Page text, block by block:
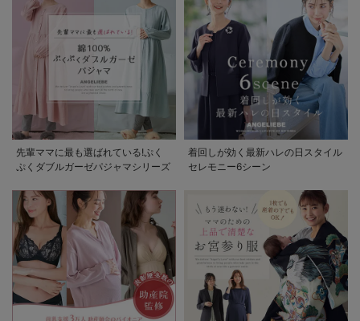
先輩ママに最も選ばれている!ぷく
ぷくダブルガーゼパジャマシリーズ
着回しが効く最新ハレの日スタイル
セレモニー6シーン